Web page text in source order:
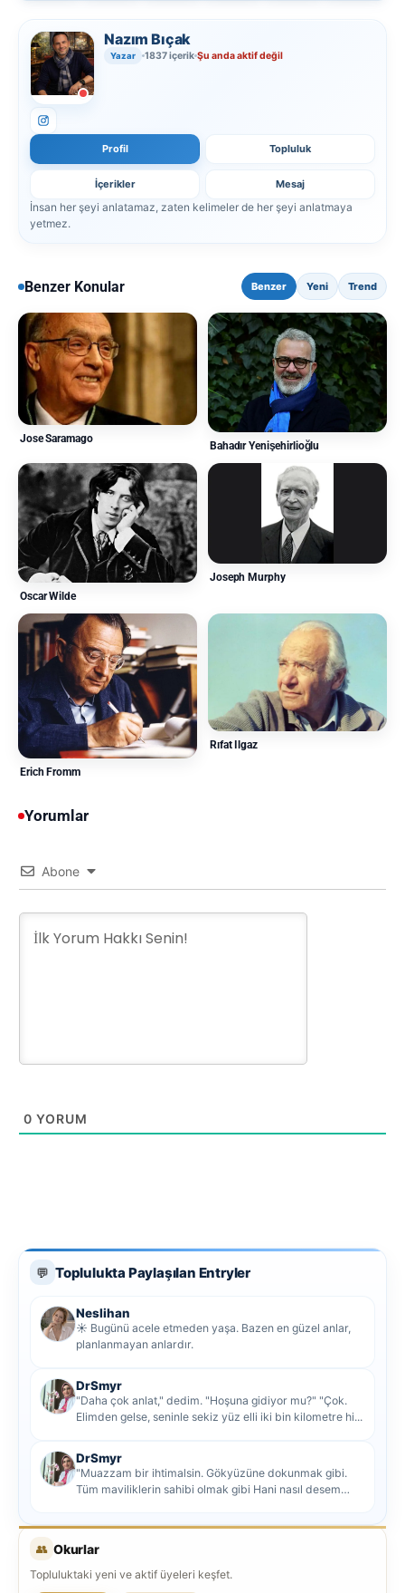
Nazım Bıçak
Yazar 1837 içerik Şu anda aktif değil
Profil Topluluk
İçerikler Mesaj
İnsan her şeyi anlatamaz, zaten kelimeler de her şeyi anlatmaya
yetmez.
Benzer Konular Benzer Yeni Trend
Jose Saramago
Bahadır Yenişehirlioğlu
Oscar Wilde
Joseph Murphy
Erich Fromm
Rıfat Ilgaz
Yorumlar
Abone
0 YORUM
💬 Toplulukta Paylaşılan Entryler
Neslihan
☀️ Bugünü acele etmeden yaşa. Bazen en güzel anlar,
planlanmayan anlardır.
DrSmyr
"Daha çok anlat," dedim. "Hoşuna gidiyor mu?" "Çok.
Elimden gelse, seninle sekiz yüz elli iki bin kilometre hi...
DrSmyr
"Muazzam bir ihtimalsin. Gökyüzüne dokunmak gibi.
Tüm maviliklerin sahibi olmak gibi Hani nasıl desem
👥 Okurlar
Topluluktaki yeni ve aktif üyeleri keşfet.